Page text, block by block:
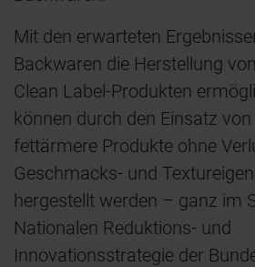
Mit den erwarteten
Backwaren die Herstellung
Clean Label-Produkten
können durch den Einsatz
fettärmere Produkte ohne
Geschmacks- und
hergestellt werden – ganz im
Nationalen Reduktions- und
Innovationsstrategie der